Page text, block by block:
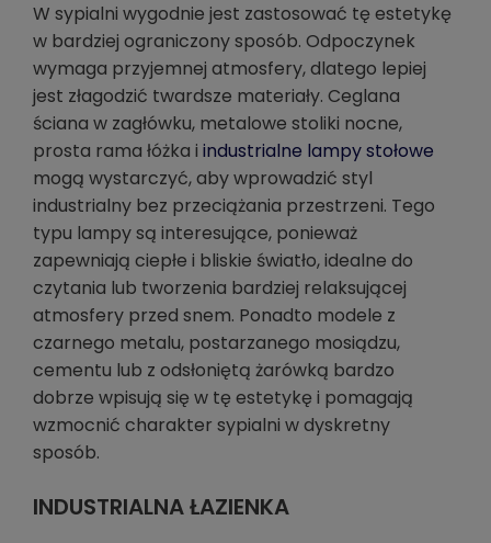
W sypialni wygodnie jest zastosować tę estetykę
w bardziej ograniczony sposób. Odpoczynek
wymaga przyjemnej atmosfery, dlatego lepiej
jest złagodzić twardsze materiały. Ceglana
ściana w zagłówku, metalowe stoliki nocne,
prosta rama łóżka i industrialne lampy stołowe
mogą wystarczyć, aby wprowadzić styl
industrialny bez przeciążania przestrzeni. Tego
typu lampy są interesujące, ponieważ
zapewniają ciepłe i bliskie światło, idealne do
czytania lub tworzenia bardziej relaksującej
atmosfery przed snem. Ponadto modele z
czarnego metalu, postarzanego mosiądzu,
cementu lub z odsłoniętą żarówką bardzo
dobrze wpisują się w tę estetykę i pomagają
wzmocnić charakter sypialni w dyskretny
sposób.
INDUSTRIALNA ŁAZIENKA